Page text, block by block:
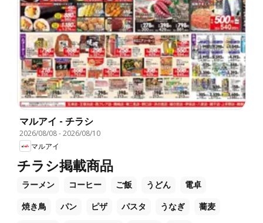
マルアイ - チラシ
2026/08/08-2026/08/10
マルアイ
チラシ掲載商品
ラーメン コーヒー ご飯 うどん 電卓
焼き鳥 パン ピザ パスタ うなぎ 蕎麦